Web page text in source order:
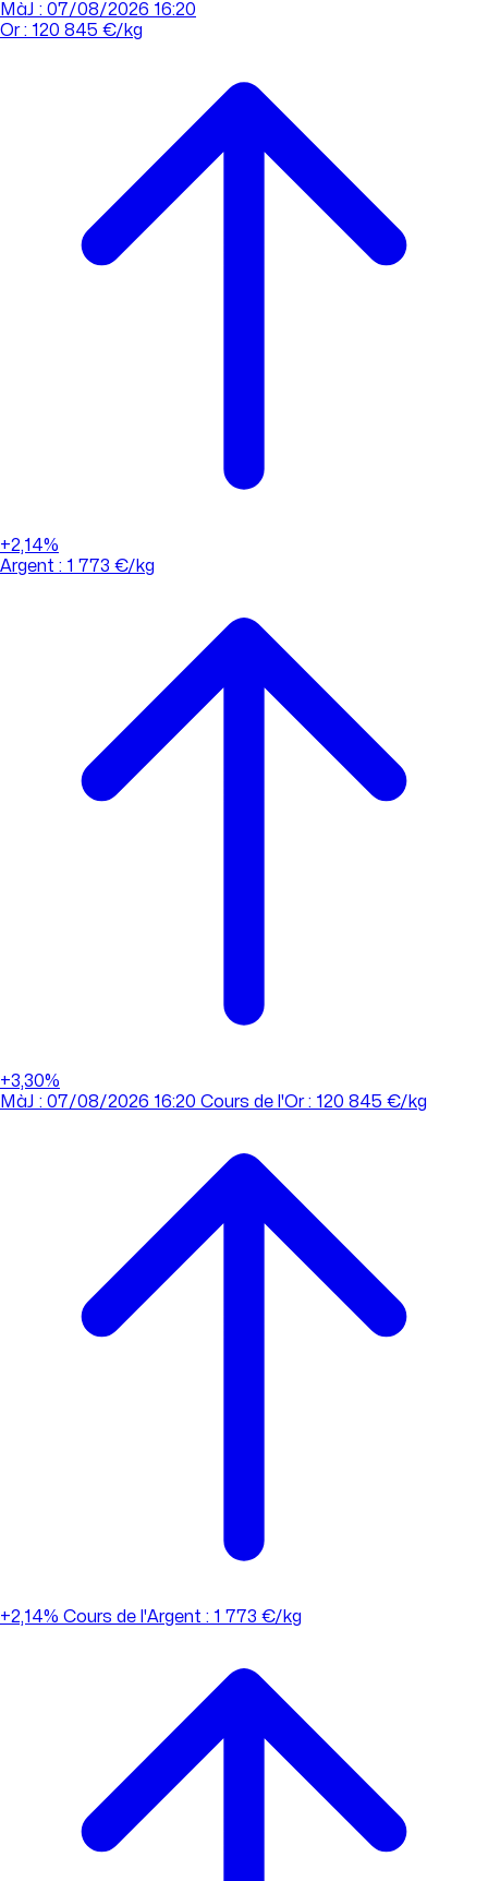
MàJ : 07/08/2026 16:20
Or : 120 845 €/kg
+2,14%
Argent : 1 773 €/kg
+3,30%
MàJ : 07/08/2026 16:20 Cours de l'Or : 120 845 €/kg
+2,14% Cours de l'Argent : 1 773 €/kg
(appel non surtaxé)
Consulter l'évolution des cours
MàJ : 07/08/2026 16:20 Cours de l'Or : 120 845 €/kg
Cours de l'Argent : 1 773 €/kg